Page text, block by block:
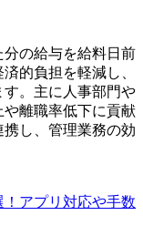
の給与を給料日前
的負担を軽減し、
。主に人事部門や
離職率低下に貢献
し、管理業務の効
アプリ対応や手数